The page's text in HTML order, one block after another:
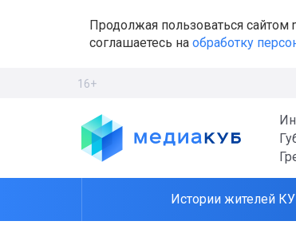
Продолжая пользоваться сайтом
соглашаетесь на обработку
16+
Истории жителей